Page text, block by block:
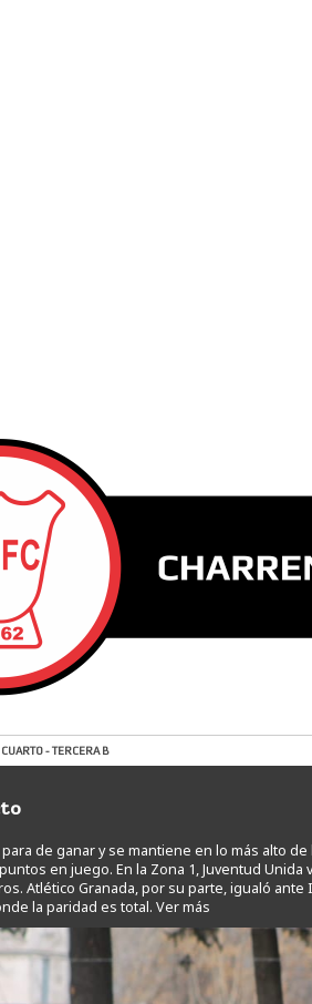
- TERCERA B
de ganar y se mantiene en lo más alto de
en juego. En la Zona 1, Juventud
Atlético Granada, por su parte, igualó
la paridad es total. Ver más